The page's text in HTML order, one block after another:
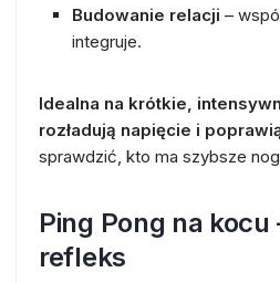
Budowanie relacji –
integruje.
Idealna na krótkie,
rozładują napięcie i
sprawdzić, kto ma szybsze
Ping Pong na kocu
refleks